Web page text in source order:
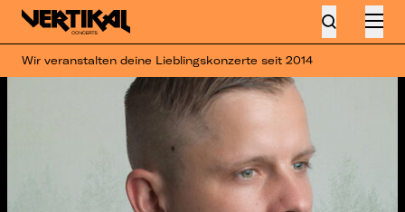
Wir veranstalten deine Lieblingskonzerte seit 2014